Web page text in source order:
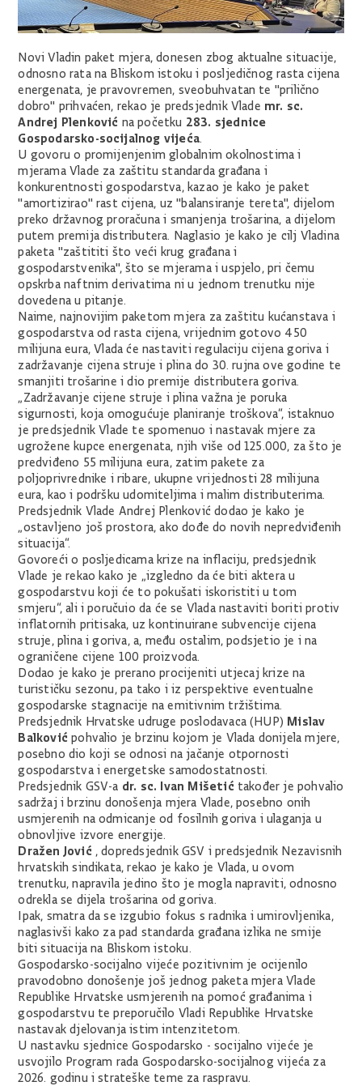
Novi Vladin paket mjera, donesen zbog aktualne situacije,
odnosno rata na Bliskom istoku i posljedičnog rasta cijena
energenata, je pravovremen, sveobuhvatan te "prilično
dobro" prihvaćen, rekao je predsjednik Vlade mr. sc.
Andrej Plenković na početku 283. sjednice
Gospodarsko-socijalnog vijeća.
U govoru o promijenjenim globalnim okolnostima i
mjerama Vlade za zaštitu standarda građana i
konkurentnosti gospodarstva, kazao je kako je paket
"amortizirao" rast cijena, uz "balansiranje tereta", dijelom
preko državnog proračuna i smanjenja trošarina, a dijelom
putem premija distributera. Naglasio je kako je cilj Vladina
paketa "zaštititi što veći krug građana i
gospodarstvenika", što se mjerama i uspjelo, pri čemu
opskrba naftnim derivatima ni u jednom trenutku nije
dovedena u pitanje.
Naime, najnovijim paketom mjera za zaštitu kućanstava i
gospodarstva od rasta cijena, vrijednim gotovo 450
milijuna eura, Vlada će nastaviti regulaciju cijena goriva i
zadržavanje cijena struje i plina do 30. rujna ove godine te
smanjiti trošarine i dio premije distributera goriva.
„Zadržavanje cijene struje i plina važna je poruka
sigurnosti, koja omogućuje planiranje troškova“, istaknuo
je predsjednik Vlade te spomenuo i nastavak mjere za
ugrožene kupce energenata, njih više od 125.000, za što je
predviđeno 55 milijuna eura, zatim pakete za
poljoprivrednike i ribare, ukupne vrijednosti 28 milijuna
eura, kao i podršku udomiteljima i malim distributerima.
Predsjednik Vlade Andrej Plenković dodao je kako je
„ostavljeno još prostora, ako dođe do novih nepredviđenih
situacija“.
Govoreći o posljedicama krize na inflaciju, predsjednik
Vlade je rekao kako je „izgledno da će biti aktera u
gospodarstvu koji će to pokušati iskoristiti u tom
smjeru“, ali i poručuio da će se Vlada nastaviti boriti protiv
inflatornih pritisaka, uz kontinuirane subvencije cijena
struje, plina i goriva, a, među ostalim, podsjetio je i na
ograničene cijene 100 proizvoda.
Dodao je kako je prerano procijeniti utjecaj krize na
turističku sezonu, pa tako i iz perspektive eventualne
gospodarske stagnacije na emitivnim tržištima.
Predsjednik Hrvatske udruge poslodavaca (HUP) Mislav
Balković pohvalio je brzinu kojom je Vlada donijela mjere,
posebno dio koji se odnosi na jačanje otpornosti
gospodarstva i energetske samodostatnosti.
Predsjednik GSV-a dr. sc. Ivan Mišetić također je pohvalio
sadržaj i brzinu donošenja mjera Vlade, posebno onih
usmjerenih na odmicanje od fosilnih goriva i ulaganja u
obnovljive izvore energije.
Dražen Jović , dopredsjednik GSV i predsjednik Nezavisnih
hrvatskih sindikata, rekao je kako je Vlada, u ovom
trenutku, napravila jedino što je mogla napraviti, odnosno
odrekla se dijela trošarina od goriva.
Ipak, smatra da se izgubio fokus s radnika i umirovljenika,
naglasivši kako za pad standarda građana izlika ne smije
biti situacija na Bliskom istoku.
Gospodarsko-socijalno vijeće pozitivnim je ocijenilo
pravodobno donošenje još jednog paketa mjera Vlade
Republike Hrvatske usmjerenih na pomoć građanima i
gospodarstvu te preporučilo Vladi Republike Hrvatske
nastavak djelovanja istim intenzitetom.
U nastavku sjednice Gospodarsko - socijalno vijeće je
usvojilo Program rada Gospodarsko-socijalnog vijeća za
2026. godinu i strateške teme za raspravu.